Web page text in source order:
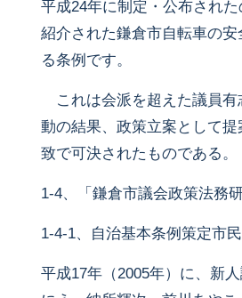
平成24年に制定・公布され
紹介された鎌倉市自転車の
る条例です。
これは会派を超えた議員有
動の結果、政策立案として
致で可決されたものである。
1-4、「鎌倉市議会政策法務研
1-4-1、自治基本条例策定市
平成17年（2005年）に、新